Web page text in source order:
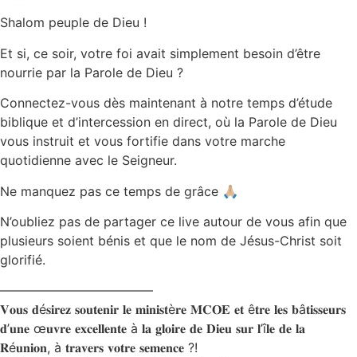
Shalom peuple de Dieu !
Et si, ce soir, votre foi avait simplement besoin d’être
nourrie par la Parole de Dieu ?
Connectez-vous dès maintenant à notre temps d’étude
biblique et d’intercession en direct, où la Parole de Dieu
vous instruit et vous fortifie dans votre marche
quotidienne avec le Seigneur.
Ne manquez pas ce temps de grâce 🙏🏼
N’oubliez pas de partager ce live autour de vous afin que
plusieurs soient bénis et que le nom de Jésus-Christ soit
glorifié.
————————————
𝐕𝐨𝐮𝐬 𝐝é𝐬𝐢𝐫𝐞𝐳 𝐬𝐨𝐮𝐭𝐞𝐧𝐢𝐫 𝐥𝐞 𝐦𝐢𝐧𝐢𝐬𝐭è𝐫𝐞 𝐌𝐂𝐎𝐄 𝐞𝐭 ê𝐭𝐫𝐞 𝐥𝐞𝐬 𝐛â𝐭𝐢𝐬𝐬𝐞𝐮𝐫𝐬
𝐝’𝐮𝐧𝐞 œ𝐮𝐯𝐫𝐞 𝐞𝐱𝐜𝐞𝐥𝐥𝐞𝐧𝐭𝐞 à 𝐥𝐚 𝐠𝐥𝐨𝐢𝐫𝐞 𝐝𝐞 𝐃𝐢𝐞𝐮 𝐬𝐮𝐫 𝐥’î𝐥𝐞 𝐝𝐞 𝐥𝐚
𝐑é𝐮𝐧𝐢𝐨𝐧, à 𝐭𝐫𝐚𝐯𝐞𝐫𝐬 𝐯𝐨𝐭𝐫𝐞 𝐬𝐞𝐦𝐞𝐧𝐜𝐞 ?!